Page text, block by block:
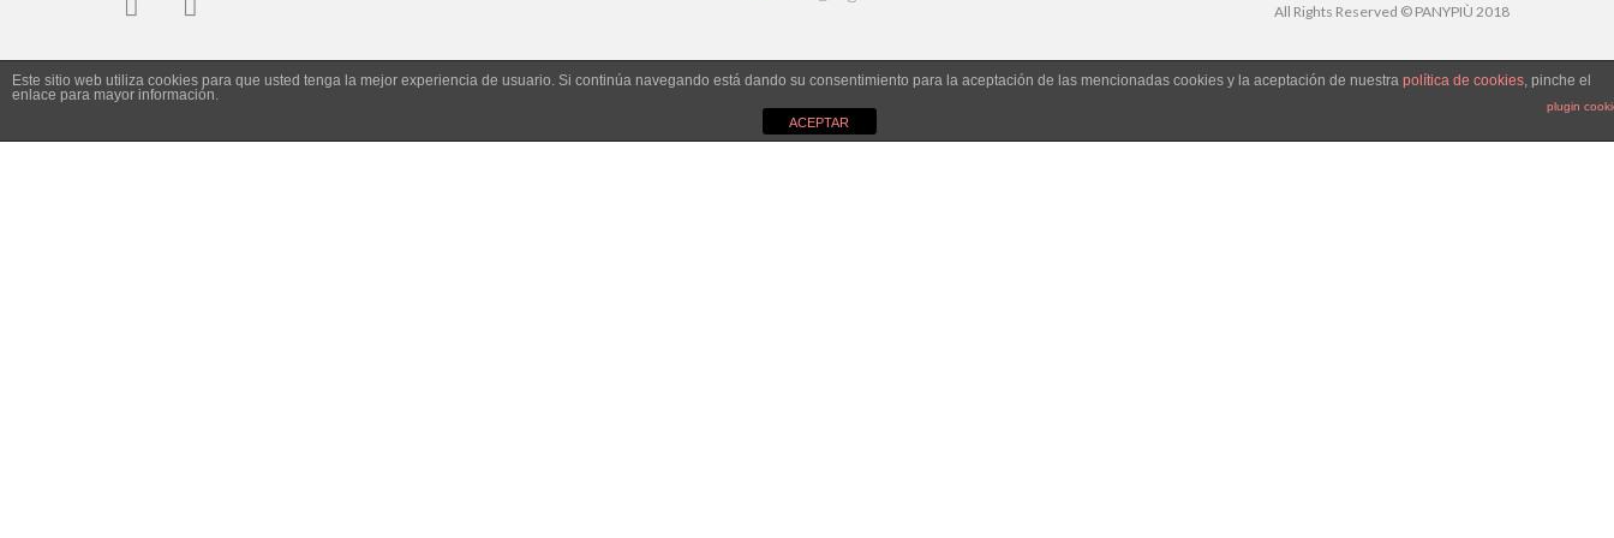
All Rights Reserved © PANYPIÙ 2018
Este sitio web utiliza cookies para que usted tenga la mejor experiencia de usuario. Si continúa navegando está dando su consentimiento para la aceptación de las mencionadas cookies y la aceptación de nuestra política de cookies, pinche el
enlace para mayor información.
plugin
ACEPTAR